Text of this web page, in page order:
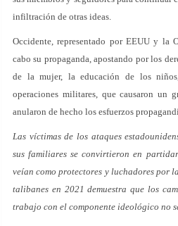
infiltración de otras ideas.
Occidente, representado por EEUU y
cabo su propaganda, apostando por los
de la mujer, la educación de los
operaciones militares, que causaron un
anularon de hecho los esfuerzos
Las víctimas de los ataques
sus familiares se convirtieron en
veían como protectores y luchadores por
talibanes en 2021 demuestra que los
trabajo con el componente ideológico no